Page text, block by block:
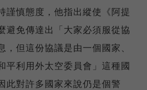
謹慎態度，他指出縱使《阿提
避免傳達出「大家必須服從協
，但這份協議是由一個國家、
平利用外太空委員會」這種國
此對許多國家來說仍是個警